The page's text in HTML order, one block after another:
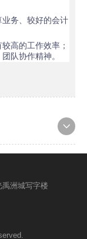
务、较好的会计
高的工作效率；
队协作精神。
洲城写字楼